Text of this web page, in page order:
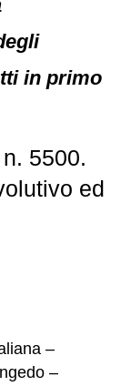
in primo
5500.
ed
–
–